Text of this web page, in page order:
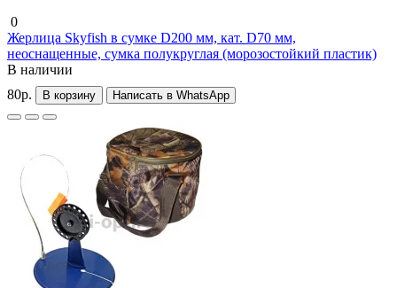
0
Жерлица Skyfish в сумке D200 мм, кат. D70 мм,
неоснащенные, сумка полукруглая (морозостойкий пластик)
В наличии
80р.
В корзину Написать в WhatsApp